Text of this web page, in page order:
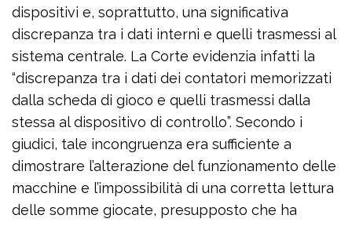
dispositivi e, soprattutto, una significativa
discrepanza tra i dati interni e quelli trasmessi al
sistema centrale. La Corte evidenzia infatti la
“discrepanza tra i dati dei contatori memorizzati
dalla scheda di gioco e quelli trasmessi dalla
stessa al dispositivo di controllo”. Secondo i
giudici, tale incongruenza era sufficiente a
dimostrare l’alterazione del funzionamento delle
macchine e l’impossibilità di una corretta lettura
delle somme giocate, presupposto che ha